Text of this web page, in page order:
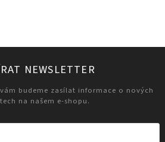
NEWSLETTER
budeme zasílat informace o nových
na našem e-shopu.